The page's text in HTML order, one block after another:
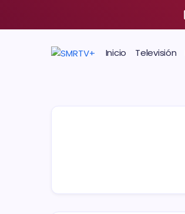
Inicio Televisión